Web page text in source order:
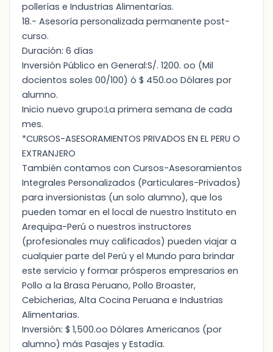
pollerías e Industrias Alimentarías.
18.- Asesoría personalizada permanente post-
curso.
Duración: 6 días
Inversión Público en General:S/. 1200. oo (Mil
docientos soles 00/100) ó $ 450.oo Dólares por
alumno.
Inicio nuevo grupo:La primera semana de cada
mes.
*CURSOS-ASESORAMIENTOS PRIVADOS EN EL PERU O
EXTRANJERO
También contamos con Cursos-Asesoramientos
Integrales Personalizados (Particulares-Privados)
para inversionistas (un solo alumno), que los
pueden tomar en el local de nuestro Instituto en
Arequipa-Perú o nuestros instructores
(profesionales muy calificados) pueden viajar a
cualquier parte del Perú y el Mundo para brindar
este servicio y formar prósperos empresarios en
Pollo a la Brasa Peruano, Pollo Broaster,
Cebicherias, Alta Cocina Peruana e Industrias
Alimentarias.
Inversión: $ 1,500.oo Dólares Americanos (por
alumno) más Pasajes y Estadía.